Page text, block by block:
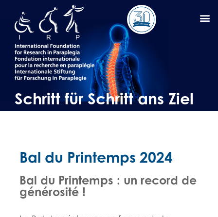
Schritt für Schritt ans Ziel
Bal du Printemps 2024
Bal du Printemps : un record de
générosité !